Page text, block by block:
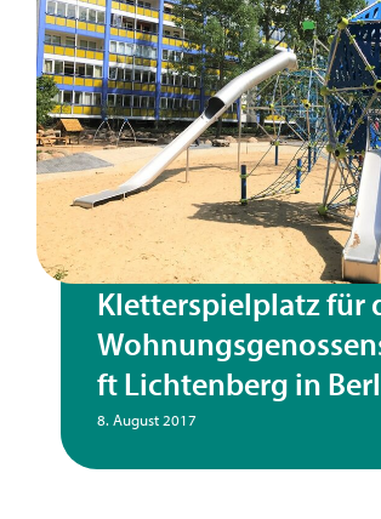
Kletterspielplatz für
ft Lichtenberg in
8. August 2017